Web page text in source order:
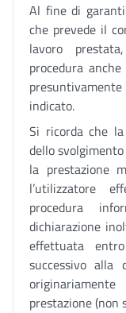
Al fine di
che prevede il
lavoro
procedura
indicato.
Si ricorda che
dello
la prestazione
l’utilizzatore
procedura
dichiarazione
effettuata
successivo alla
prestazione (non